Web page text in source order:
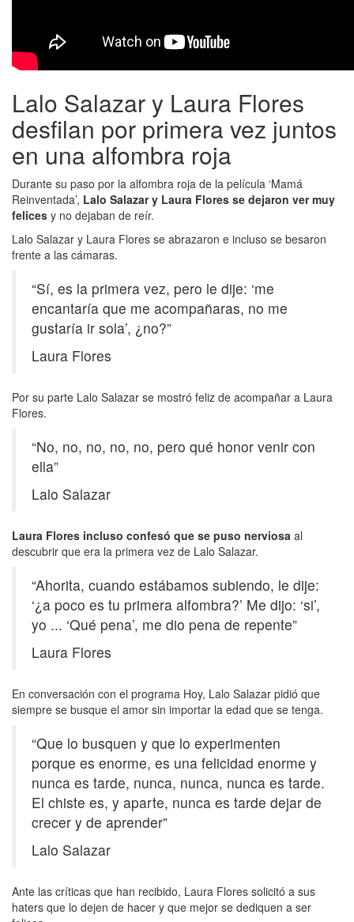
Lalo Salazar y Laura Flores
desfilan por primera vez juntos
en una alfombra roja
Durante su paso por la alfombra roja de la película ‘Mamá
Reinventada’, Lalo Salazar y Laura Flores se dejaron ver muy
felices y no dejaban de reír.
Lalo Salazar y Laura Flores se abrazaron e incluso se besaron
frente a las cámaras.
“Sí, es la primera vez, pero le dije: ‘me
encantaría que me acompañaras, no me
gustaría ir sola’, ¿no?”
Laura Flores
Por su parte Lalo Salazar se mostró feliz de acompañar a Laura
Flores.
“No, no, no, no, no, pero qué honor venir con
ella”
Lalo Salazar
Laura Flores incluso confesó que se puso nerviosa al
descubrir que era la primera vez de Lalo Salazar.
“Ahorita, cuando estábamos subiendo, le dije:
‘¿a poco es tu primera alfombra?’ Me dijo: ‘si’,
yo ... ‘Qué pena’, me dio pena de repente”
Laura Flores
En conversación con el programa Hoy, Lalo Salazar pidió que
siempre se busque el amor sin importar la edad que se tenga.
“Que lo busquen y que lo experimenten
porque es enorme, es una felicidad enorme y
nunca es tarde, nunca, nunca, nunca es tarde.
El chiste es, y aparte, nunca es tarde dejar de
crecer y de aprender”
Lalo Salazar
Ante las críticas que han recibido, Laura Flores solicitó a sus
haters que lo dejen de hacer y que mejor se dediquen a ser